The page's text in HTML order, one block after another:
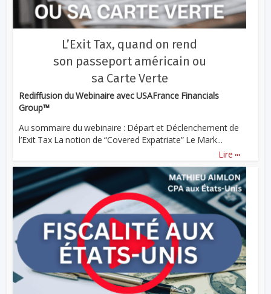
L’Exit Tax, quand on rend
son passeport américain ou
sa Carte Verte
Rediffusion du Webinaire avec USAFrance Financials
Group™
Au sommaire du webinaire : Départ et Déclenchement de
l’Exit Tax La notion de “Covered Expatriate” Le Mark...
Lire ...